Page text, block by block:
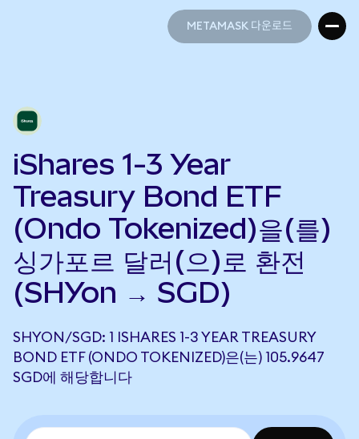
METAMASK 다운로드
iShares 1-3 Year
Treasury Bond ETF
(Ondo Tokenized)을(를)
싱가포르 달러(으)로 환전
(SHYon → SGD)
SHYON/SGD: 1 ISHARES 1-3 YEAR TREASURY
BOND ETF (ONDO TOKENIZED)은(는) 105.9647
SGD에 해당합니다